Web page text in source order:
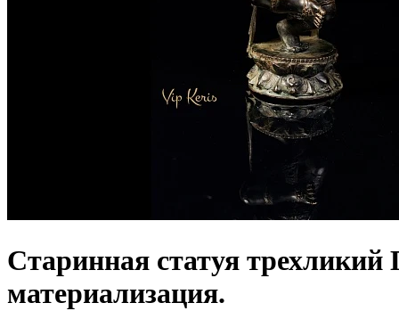
Старинная статуя трехликий
материализация.